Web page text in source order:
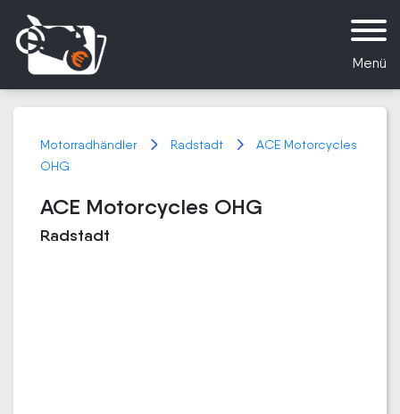
Menü
Motorradhändler Radstadt
ACE Motorcycles
OHG
ACE Motorcycles OHG
Radstadt